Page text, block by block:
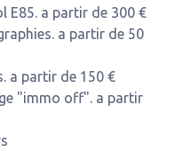
E85. a partir de 300 €
a partir de 50
a partir de 150 €
"immo off". a partir